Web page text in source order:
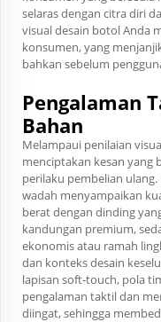
selaras dengan citra diri
visual desain botol Anda
konsumen, yang
bahkan sebelum
Pengalaman
Bahan
Melampaui penilaian
menciptakan kesan yang
perilaku pembelian
wadah menyampaikan
berat dengan dinding
kandungan premium,
ekonomis atau ramah
dan konteks desain
lapisan soft-touch, pola
pengalaman taktil dan
diingat, sehingga